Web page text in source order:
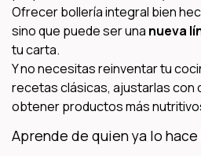
Ofrecer bollería integral bien
sino que puede ser una nueva
tu carta.
Y no necesitas reinventar tu
recetas clásicas, ajustarlas con
obtener productos más
Aprende de quien ya lo